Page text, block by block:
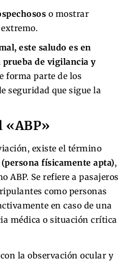
o mostrar
este saludo es en
de vigilancia y
forma parte de los
seguridad que sigue la
«ABP»
existe el término
(persona físicamente apta),
ABP. Se refiere a pasajeros
como personas
en caso de una
médica o situación crítica
la observación ocular y